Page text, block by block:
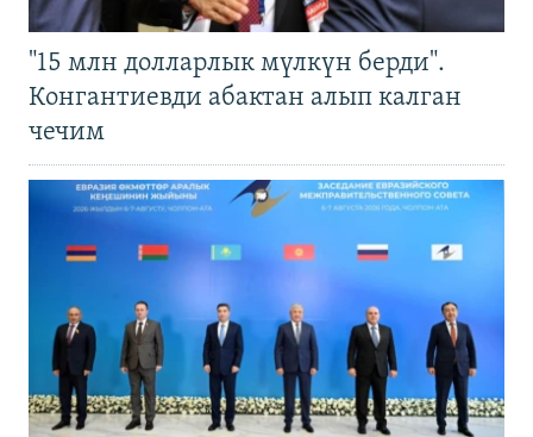
"15 млн долларлык мүлкүн берди".
Конгантиевди абактан алып калган
чечим